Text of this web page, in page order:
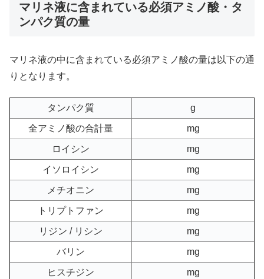
マリネ液に含まれている必須アミノ酸・タ
ンパク質の量
マリネ液の中に含まれている必須アミノ酸の量は以下の通
りとなります。
タンパク質 g
全アミノ酸の合計量 mg
ロイシン mg
イソロイシン mg
メチオニン mg
トリプトファン mg
リジン / リシン mg
バリン mg
ヒスチジン mg